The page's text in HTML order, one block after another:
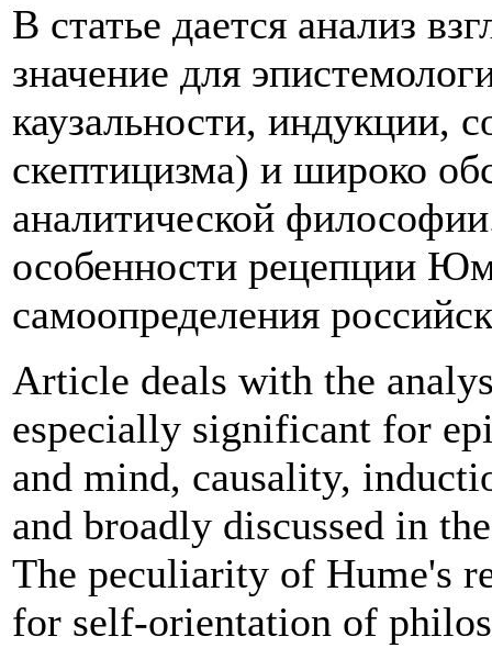
В статье дается анализ
значение для
каузальности, индукции,
скептицизма) и широко
аналитической
особенности рецепции
самоопределения
Article deals with the
especially significant for
and mind, causality,
and broadly discussed in
The peculiarity of Hume's
for self-orientation of